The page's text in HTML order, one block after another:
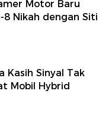
Motor Baru
8 Nikah dengan Siti
Kasih Sinyal Tak
Mobil Hybrid